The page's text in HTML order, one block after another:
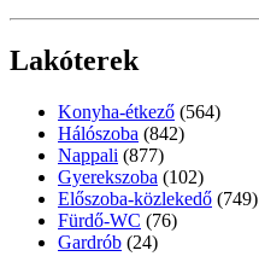
Lakóterek
Konyha-étkező (564)
Hálószoba (842)
Nappali (877)
Gyerekszoba (102)
Előszoba-közlekedő (749)
Fürdő-WC (76)
Gardrób (24)